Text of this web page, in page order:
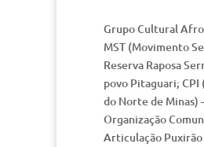
Grupo Cultural
MST (Movimento
Reserva Raposa
povo Pitaguari; CPI
do Norte de Minas)
Organização
Articulação Puxirão